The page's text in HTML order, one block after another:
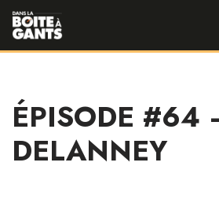
Aller
ÉPISODE #64
DELANNEY